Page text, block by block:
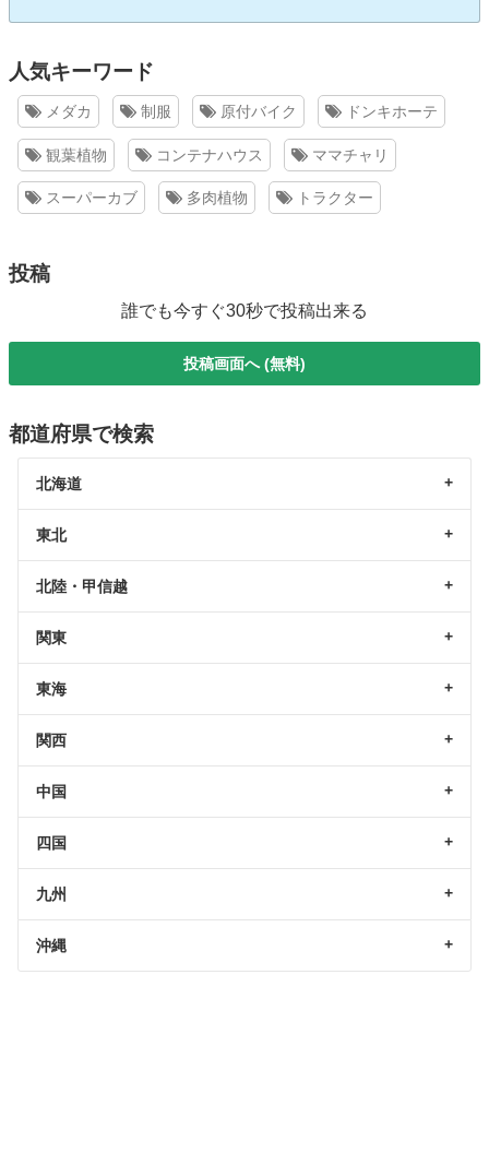
人気キーワード
メダカ 制服 原付バイク ドンキホーテ
観葉植物 コンテナハウス ママチャリ
スーパーカブ 多肉植物 トラクター
投稿
誰でも今すぐ30秒で投稿出来る
投稿画面へ (無料)
都道府県で検索
北海道
東北
北陸・甲信越
関東
東海
関西
中国
四国
九州
沖縄